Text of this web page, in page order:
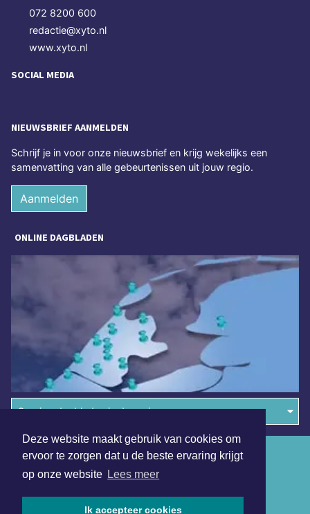
Deze website maakt gebruik van cookies om
ervoor te zorgen dat u de beste ervaring krijgt
op onze website Lees meer
Ik accepteer cookies
072 8200 600
redactie@xyto.nl
www.xyto.nl
SOCIAL MEDIA
NIEUWSBRIEF AANMELDEN
Schrijf je in voor onze nieuwsbrief en krijg wekelijks een
samenvatting van alle gebeurtenissen uit jouw regio.
Aanmelden
ONLINE DAGBLADEN
Overige dagbladen in de regio
Algemene voorwaarden
Disclaimer